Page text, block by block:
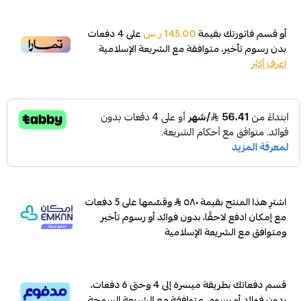
أو قسم فاتورتك بقيمة145.00 ر.س على4دفعات
بدون رسوم تأخير، متوافقة مع الشريعة الإسلامية
اعرف أكثر
اشترِ هذا المنتج بقيمة ٥٨٠
وقسّمها على 5 دفعات
مع إمكان ادفع لاحقًا، بدون فوائد أو رسوم تأخير
ومتوافق مع الشريعة الإسلامية
قسم دفعاتك بطريقة ميسرة إلى 4 وحتى 6 دفعات،